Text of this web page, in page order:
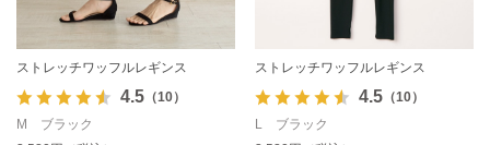
ストレッチワッフルレギンス
4.5（10）
M ブラック
ストレッチワッフルレギンス
4.5（10）
L ブラック